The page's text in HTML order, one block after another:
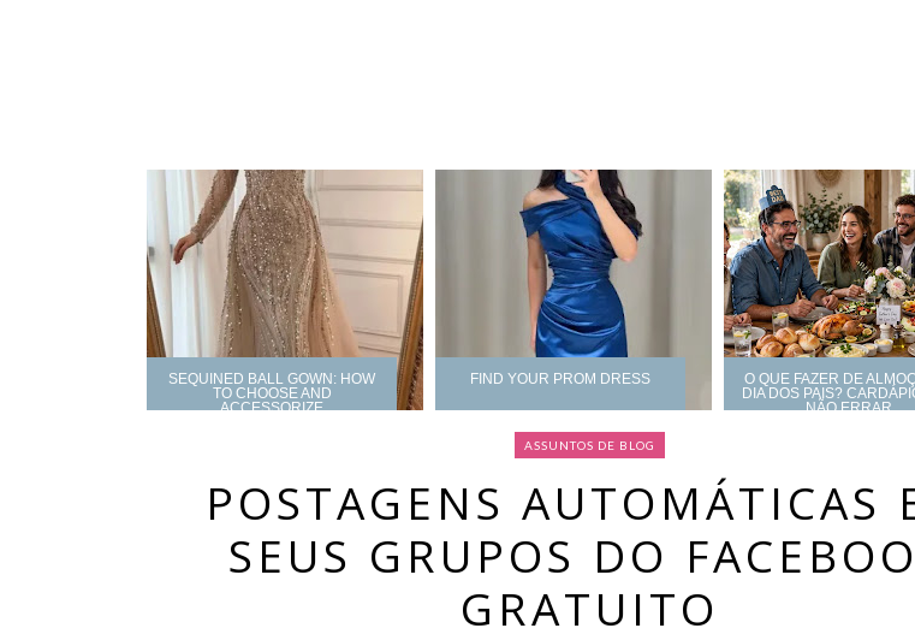
SEQUINED BALL GOWN: HOW
TO CHOOSE AND
ACCESSORIZE
FIND YOUR PROM DRESS
O QUE FAZER DE
DIA DOS PAIS?
NÃO ERRAR
ASSUNTOS DE BLOG
POSTAGENS AUTOMÁTICAS
SEUS GRUPOS DO
GRATUITO